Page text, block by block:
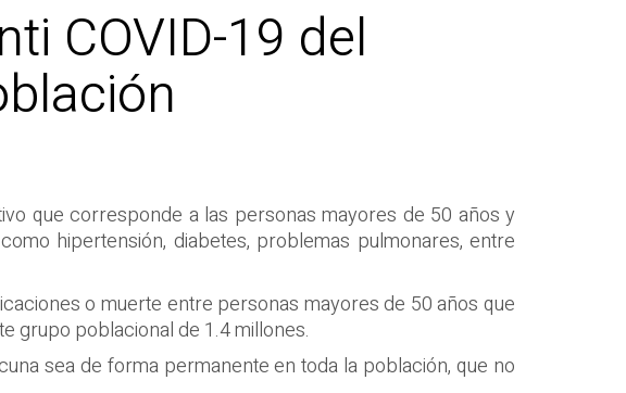
COVID-19 del
que corresponde a las personas mayores de 50 años y
hipertensión, diabetes, problemas pulmonares, entre
o muerte entre personas mayores de 50 años que
grupo poblacional de 1.4 millones.
sea de forma permanente en toda la población, que no